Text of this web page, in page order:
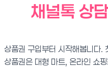
상품권 구입부터 시작해봅니다.
상품권은 대형 마트, 온라인 쇼